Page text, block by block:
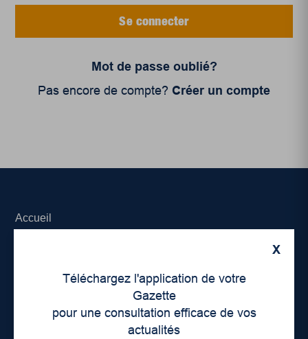
Se connecter
Mot de passe oublié?
Pas encore de compte? Créer un compte
X
Téléchargez l'application de votre
Gazette
pour une consultation efficace de vos
actualités
Accueil
Déontologie et confidentialité
Devenir partenaire